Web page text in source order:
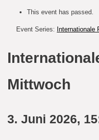
This event has passed.
Event Series: Internationale
Mittwoch
3. Juni 2026,